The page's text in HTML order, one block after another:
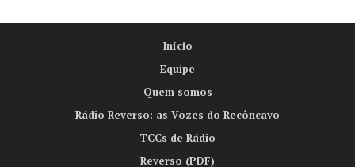
Início
Equipe
Quem somos
Rádio Reverso: as Vozes do Recôncavo
TCCs de Rádio
Reverso (PDF)